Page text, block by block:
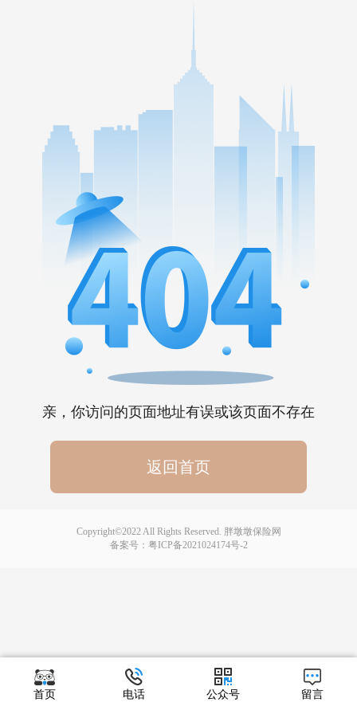
亲，你访问的页面地址有误或该页面不存在
返回首页
首页 电话 公众号 留言
Copyright©2022 All Rights Reserved. 胖墩墩保险网
备案号： 粤ICP备2021024174号-2